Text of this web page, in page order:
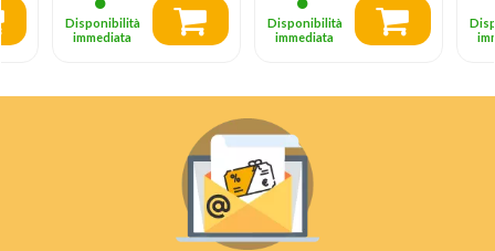
Disponibilità
immediata
Disponibilità
immediata